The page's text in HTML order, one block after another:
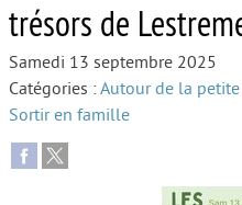
Autour
Autour
trésors de
Samedi 13 septembre 2025
Catégories :Autour de la
Sortir en famille